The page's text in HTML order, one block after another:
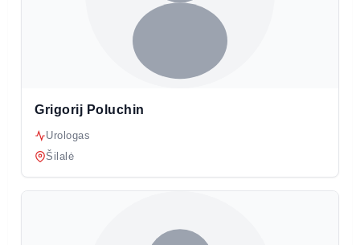
Grigorij Poluchin
Urologas
Šilalė